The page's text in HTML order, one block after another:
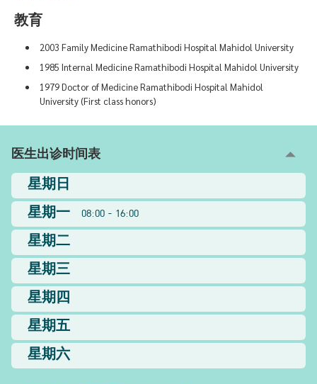
教育
2003 Family Medicine Ramathibodi Hospital Mahidol University
1985 Internal Medicine Ramathibodi Hospital Mahidol University
1979 Doctor of Medicine Ramathibodi Hospital Mahidol
University (First class honors)
医生出诊时间表
星期日
星期一
08:00 - 16:00
星期二
星期三
星期四
星期五
星期六